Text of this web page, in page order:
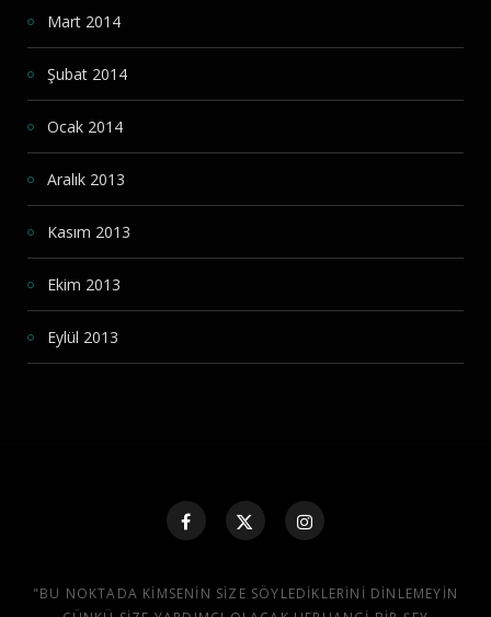
Mart 2014
Şubat 2014
Ocak 2014
Aralık 2013
Kasım 2013
Ekim 2013
Eylül 2013
"BU NOKTADA KIMSENIN SIZE SÖYLEDIKLERINI DINLEMEYIN